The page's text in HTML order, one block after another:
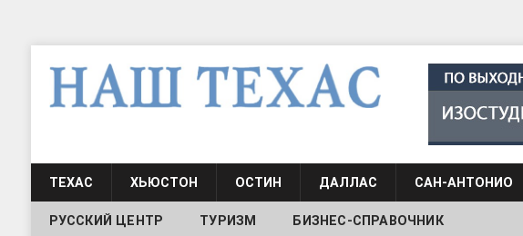
ТЕХАС ХЬЮСТОН ОСТИН ДАЛЛАС САН-АНТОНИО
РУССКИЙ ЦЕНТР ТУРИЗМ БИЗНЕС-СПРАВОЧНИК